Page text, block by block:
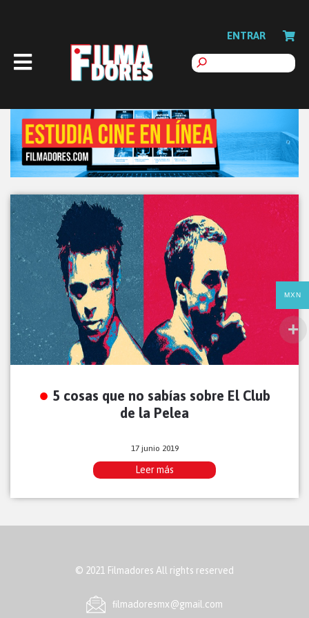
ENTRAR
5 cosas que no sabías sobre El Club
de la Pelea
17 junio 2019
Leer más
© 2021 Filmadores All rights reserved
ﬁlmadoresmx@gmail.com
MXN